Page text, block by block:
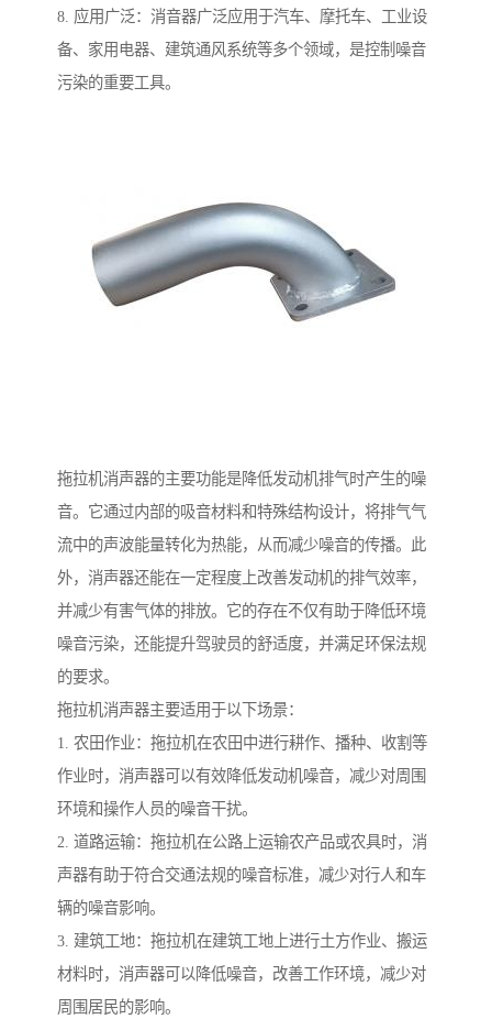
8. 应用广泛：消音器广泛应用于汽车、摩托车、工业设
备、家用电器、建筑通风系统等多个领域，是控制噪音
污染的重要工具。
拖拉机消声器的主要功能是降低发动机排气时产生的噪
音。它通过内部的吸音材料和特殊结构设计，将排气气
流中的声波能量转化为热能，从而减少噪音的传播。此
外，消声器还能在一定程度上改善发动机的排气效率，
并减少有害气体的排放。它的存在不仅有助于降低环境
噪音污染，还能提升驾驶员的舒适度，并满足环保法规
的要求。
拖拉机消声器主要适用于以下场景：
1. 农田作业：拖拉机在农田中进行耕作、播种、收割等
作业时，消声器可以有效降低发动机噪音，减少对周围
环境和操作人员的噪音干扰。
2. 道路运输：拖拉机在公路上运输农产品或农具时，消
声器有助于符合交通法规的噪音标准，减少对行人和车
辆的噪音影响。
3. 建筑工地：拖拉机在建筑工地上进行土方作业、搬运
材料时，消声器可以降低噪音，改善工作环境，减少对
周围居民的影响。